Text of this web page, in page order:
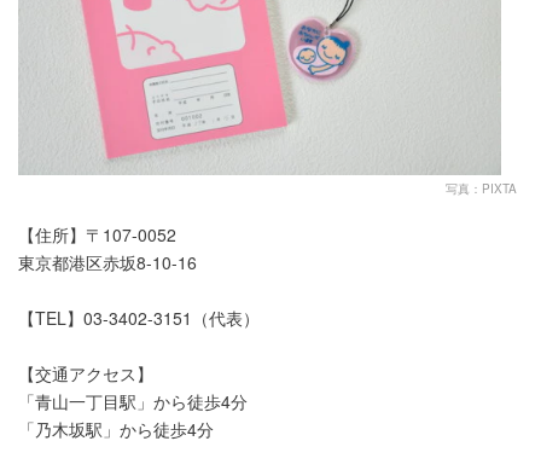
写真：PIXTA
【住所】〒107-0052
東京都港区赤坂8-10-16
【TEL】03-3402-3151（代表）
【交通アクセス】
「青山一丁目駅」から徒歩4分
「乃木坂駅」から徒歩4分